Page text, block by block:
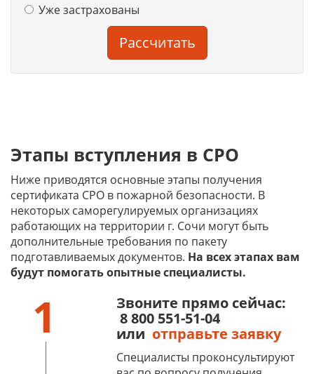
Уже застрахованы
Рассчитать
Этапы вступления в СРО
Ниже приводятся основные этапы получения
сертификата СРО в пожарной безопасности. В
некоторых саморегулируемых организациях
работающих на территории г. Сочи могут быть
дополнительные требования по пакету
подготавливаемых документов. На всех этапах вам
будут помогать опытные специалисты.
1
Звоните прямо сейчас:
8 800 551-51-04
или отправьте заявку
Специалисты проконсультируют